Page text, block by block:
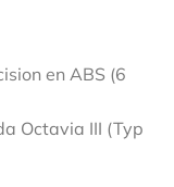
en ABS (6
Octavia III (Typ